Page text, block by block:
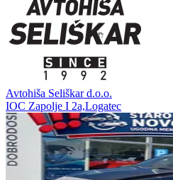
Avtohiša Seliškar d.o.o.
IOC Zapolje I 2a,Logatec